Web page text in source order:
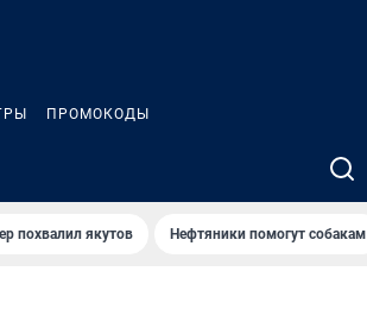
ПРОМОКОДЫ
похвалил якутов Нефтяники помогут собакам